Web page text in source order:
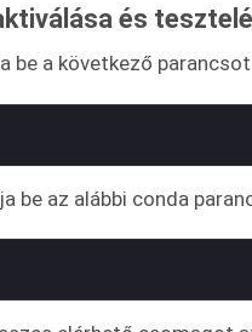
és
be a következő
be az alábbi conda